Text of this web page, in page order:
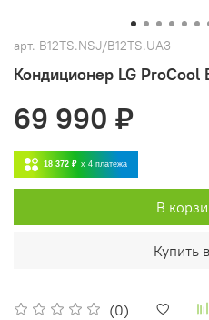
арт. B12TS.NSJ/B12TS.UA3
Кондиционер LG ProCool
(0)
69 990 ₽
18 372 ₽ x 4 платежа
В
Купить